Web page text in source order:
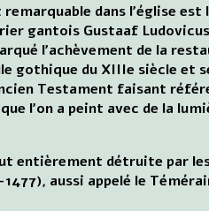
dans l'église
gantois Gustaaf
l'achèvement de la
gothique du XIIIe siècle et
Testament faisant
l'on a peint avec de la
entièrement détruite par
aussi appelé le